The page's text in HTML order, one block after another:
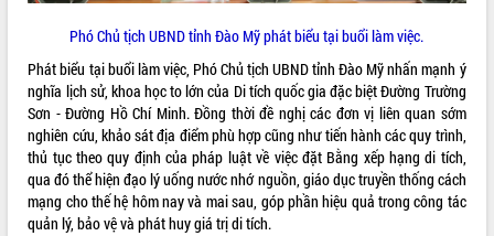
Hội thảo góp ý hồ sơ điều chỉnh quy
hoạch tỉnh Đắk Lắk thời kỳ 2021-2030,
tầm nhìn đến năm 2050
Nâng cao hiệu quả hoạt động của các
doanh nghiệp nhà nước
Hội nghị triển khai kết nối mạng
truyền số liệu chuyên dùng phục vụ cơ
quan Đảng, Nhà nước
Lễ phát động chuỗi hoạt động chung
tay làm sạch môi trường
Phó Chủ tịch UBND tỉnh Đào Mỹ phát biểu tại buổi làm việc.
Phát biểu tại buổi làm việc, Phó Chủ tịch UBND tỉnh Đào Mỹ nhấn mạnh ý
nghĩa lịch sử, khoa học to lớn của Di tích quốc gia đặc biệt Đường Trường
Sơn - Đường Hồ Chí Minh. Đồng thời đề nghị các đơn vị liên quan sớm
nghiên cứu, khảo sát địa điểm phù hợp cũng như tiến hành các quy trình,
thủ tục theo quy định của pháp luật về việc đặt Bằng xếp hạng di tích,
qua đó thể hiện đạo lý uống nước nhớ nguồn, giáo dục truyền thống cách
mạng cho thế hệ hôm nay và mai sau, góp phần hiệu quả trong công tác
quản lý, bảo vệ và phát huy giá trị di tích.